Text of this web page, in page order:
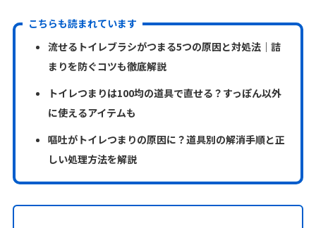
こちらも読まれています
流せるトイレブラシがつまる5つの原因と対処法｜詰
まりを防ぐコツも徹底解説
トイレつまりは100均の道具で直せる？すっぽん以外
に使えるアイテムも
嘔吐がトイレつまりの原因に？道具別の解消手順と正
しい処理方法を解説